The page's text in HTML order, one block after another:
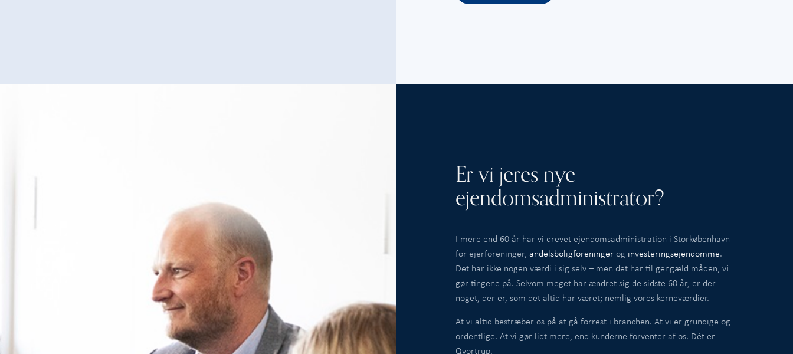
Er vi jeres nye
ejendomsadministrator?
I mere end 60 år har vi drevet ejendomsadministration i Storkøbenhavn
for ejerforeninger, andelsboligforeningerog investeringsejendomme.
Det har ikke nogen værdi i sig selv – men det har til gengæld måden, vi
gør tingene på. Selvom meget har ændret sig de sidste 60 år, er der
noget, der er, som det altid har været; nemlig vores kerneværdier.
At vi altid bestræber os på at gå forrest i branchen. At vi er grundige og
ordentlige. At vi gør lidt mere, end kunderne forventer af os. Dét er
Qvortrup.